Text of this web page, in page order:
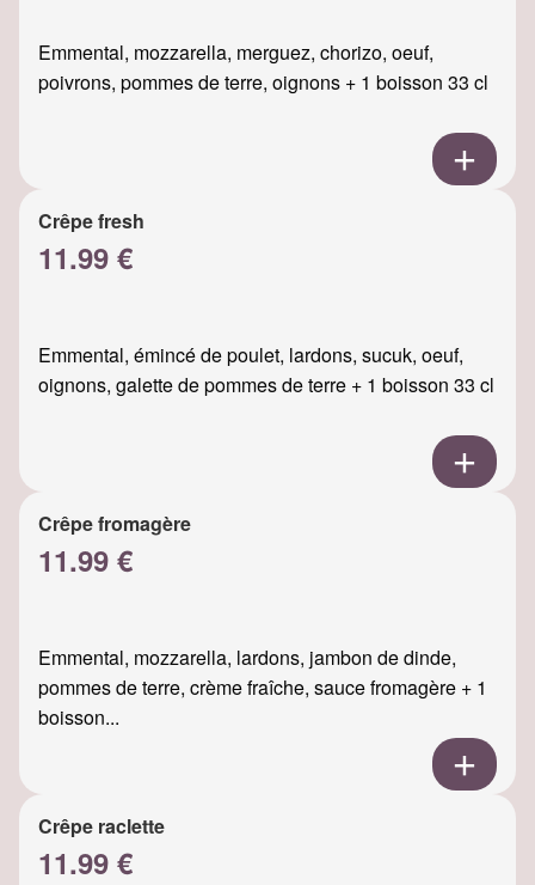
Emmental, mozzarella, merguez, chorizo, oeuf,
poivrons, pommes de terre, oignons + 1 boisson 33 cl
Crêpe fresh
11.99 €
Emmental, émincé de poulet, lardons, sucuk, oeuf,
oignons, galette de pommes de terre + 1 boisson 33 cl
Crêpe fromagère
11.99 €
Emmental, mozzarella, lardons, jambon de dinde,
pommes de terre, crème fraîche, sauce fromagère + 1
boisson...
Crêpe raclette
11.99 €